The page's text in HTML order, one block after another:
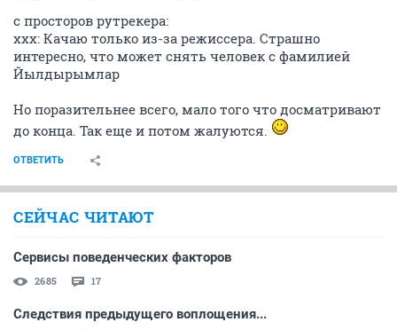
с просторов рутрекера:
xxx: Качаю только из-за режиссера. Страшно
интересно, что может снять человек с фамилией
Йылдырымлар
Но поразительнее всего, мало того что досматривают
до конца. Так еще и потом жалуются.
ОТВЕТИТЬ
СЕЙЧАС ЧИТАЮТ
Сервисы поведенческих факторов
2685 17
Следствия предыдущего воплощения...